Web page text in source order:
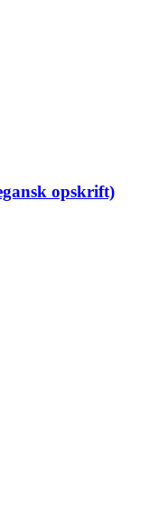
opskrift)